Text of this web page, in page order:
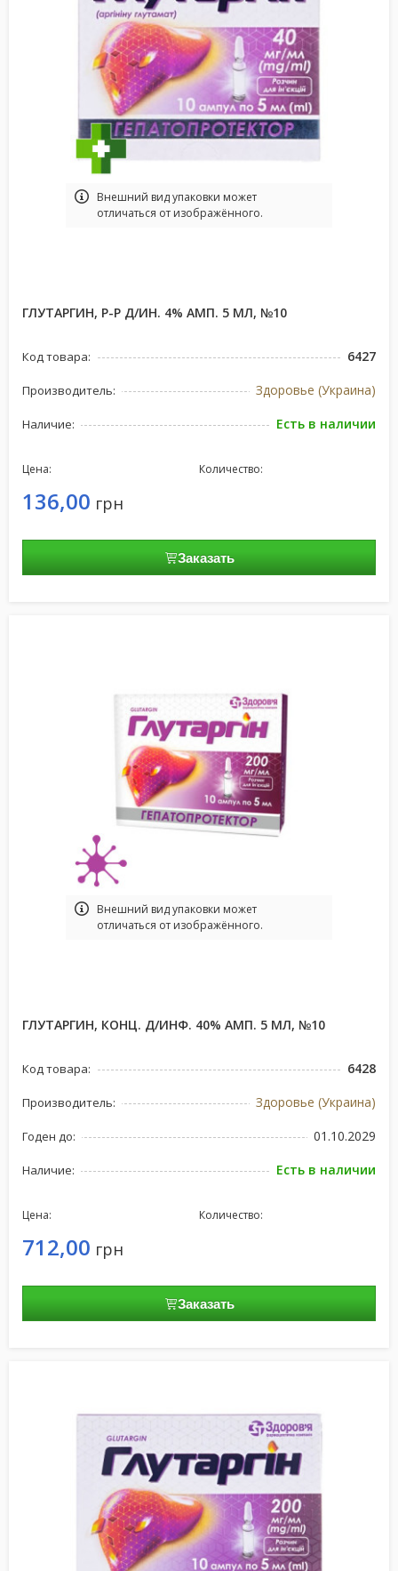
Bнешний вид упаковки может
отличаться от изображённого.
ГЛУТАРГИН, Р-Р Д/ИН. 4% АМП. 5 МЛ, №10
Код товара: 6427
Производитель: Здоровье (Украина)
Наличие: Есть в наличии
Цена:
136,00 грн
Количество:
Заказать
Bнешний вид упаковки может
отличаться от изображённого.
ГЛУТАРГИН, КОНЦ. Д/ИНФ. 40% АМП. 5 МЛ, №10
Код товара: 6428
Производитель: Здоровье (Украина)
Годен до: 01.10.2029
Наличие: Есть в наличии
Цена:
712,00 грн
Количество:
Заказать